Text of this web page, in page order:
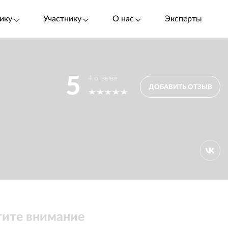
Участнику О нас Эксперты
5 4 отзыва
ДОБАВИТЬ ОТЗЫВ
внимание